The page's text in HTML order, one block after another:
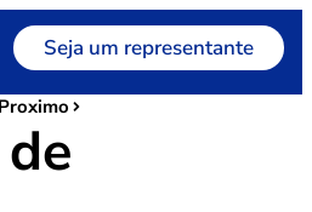
Seja um representante
Proximo